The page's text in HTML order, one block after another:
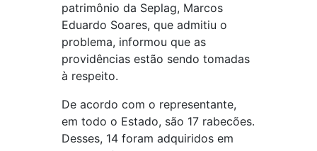
patrimônio da Seplag, Marcos
Eduardo Soares, que admitiu o
problema, informou que as
providências estão sendo tomadas
à respeito.
De acordo com o representante,
em todo o Estado, são 17 rabecões.
Desses, 14 foram adquiridos em